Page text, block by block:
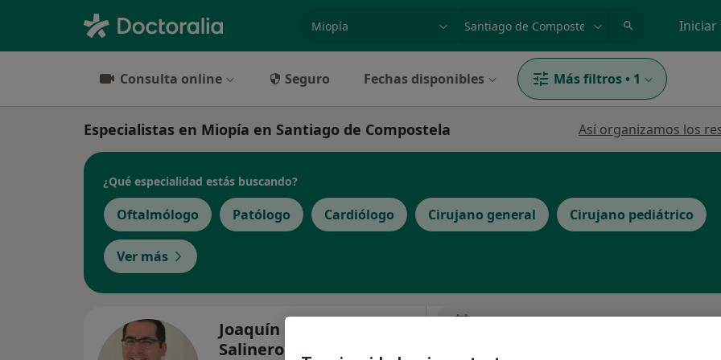
especialidad, enfermedad o nombre Iniciar
Consulta online Seguro Fechas disponibles Más filtros • 1
Especialistas en Miopía en Santiago de Compostela Así organizamos los
¿Qué especialidad estás buscando?
Oftalmólogo Patólogo Cardiólogo Cirujano general Cirujano pediátrico
Ver más
Joaquín Marticorena
Salinero
La reserva de cita online no está